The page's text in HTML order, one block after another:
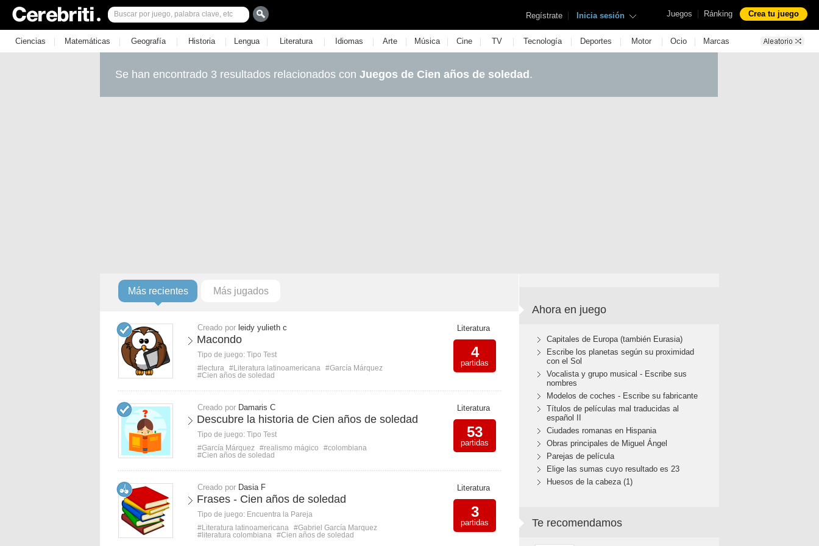
Juegos | Ránking Crea tu juego
Regístrate | Inicia sesión
Ciencias | Matemáticas | Geografía | Historia | Lengua | Literatura | Idiomas | Arte | Música | Cine | TV | Tecnología | Deportes | Motor | Ocio | Marcas
Se han encontrado 3 resultados relacionados con Juegos de Cien años de soledad .
Más recientes Más jugados
Creado por leidy yulieth c
Macondo
Tipo de juego: Tipo Test
#lectura #Literatura latinoamericana #García Márquez
#Cien años de soledad
Literatura
4
partidas
Creado por Damaris C
Descubre la historia de Cien años de soledad
Tipo de juego: Tipo Test
#García Márquez #realismo mágico
#colombiana
#Cien años de soledad
Literatura
53
partidas
Creado por Dasia F
Frases - Cien años de soledad
Tipo de juego: Encuentra la Pareja
#Literatura latinoamericana #Gabriel García Marquez
#literatura colombiana #Cien años de soledad
Literatura
3
partidas
Ahora en juego
Capitales de Europa (también Eurasia)
Escribe los planetas según su proximidad
con el Sol
Vocalista y grupo musical - Escribe sus
nombres
Modelos de coches - Escribe su fabricante
Títulos de películas mal traducidas al
español II
Ciudades romanas en Hispania
Obras principales de Miguel Ángel
Parejas de película
Elige las sumas cuyo resultado es 23
Huesos de la cabeza (1)
Te recomendamos